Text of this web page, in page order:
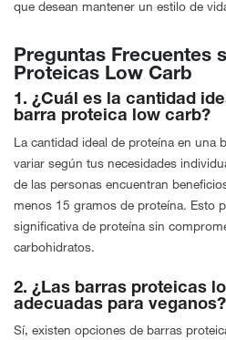
que desean mantener un estilo de
Preguntas Frecuentes
Proteicas Low Carb
1. ¿Cuál es la cantidad
barra proteica low carb?
La cantidad ideal de proteína en una
variar según tus necesidades
de las personas encuentran
menos 15 gramos de proteína. Esto
significativa de proteína sin
carbohidratos.
2. ¿Las barras proteicas
adecuadas para veganos?
Sí, existen opciones de barras